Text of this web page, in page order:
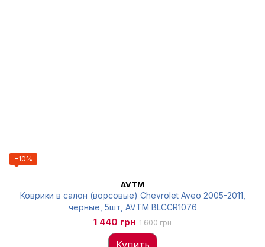
−10%
AVTM
Коврики в салон (ворсовые) Chevrolet Aveo 2005-2011,
черные, 5шт, AVTM BLCCR1076
1 440 грн 1 600 грн
Купить